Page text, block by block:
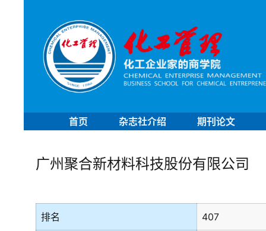
首页 杂志社介绍 期刊论文
广州聚合新材料科技股份有限公司
排名 407